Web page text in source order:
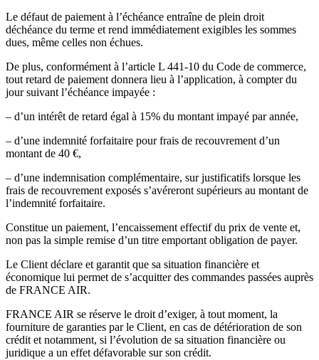
Le défaut de paiement à l’échéance entraîne de plein droit
déchéance du terme et rend immédiatement exigibles les sommes
dues, même celles non échues.
De plus, conformément à l’article L 441-10 du Code de commerce,
tout retard de paiement donnera lieu à l’application, à compter du
jour suivant l’échéance impayée :
– d’un intérêt de retard égal à 15% du montant impayé par année,
– d’une indemnité forfaitaire pour frais de recouvrement d’un
montant de 40 €,
– d’une indemnisation complémentaire, sur justificatifs lorsque les
frais de recouvrement exposés s’avéreront supérieurs au montant de
l’indemnité forfaitaire.
Constitue un paiement, l’encaissement effectif du prix de vente et,
non pas la simple remise d’un titre emportant obligation de payer.
Le Client déclare et garantit que sa situation financière et
économique lui permet de s’acquitter des commandes passées auprès
de FRANCE AIR.
FRANCE AIR se réserve le droit d’exiger, à tout moment, la
fourniture de garanties par le Client, en cas de détérioration de son
crédit et notamment, si l’évolution de sa situation financière ou
juridique a un effet défavorable sur son crédit.